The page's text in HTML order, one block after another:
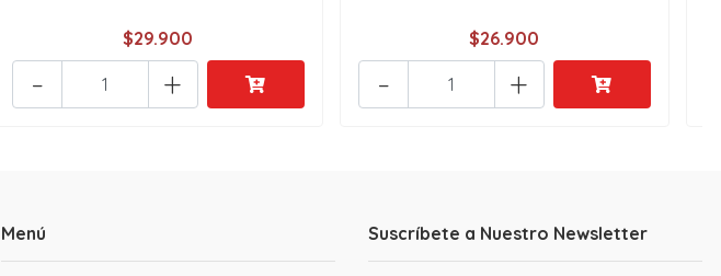
$29.900
+
-
$26.900
+
-
Menú Suscríbete a Nuestro Newsletter